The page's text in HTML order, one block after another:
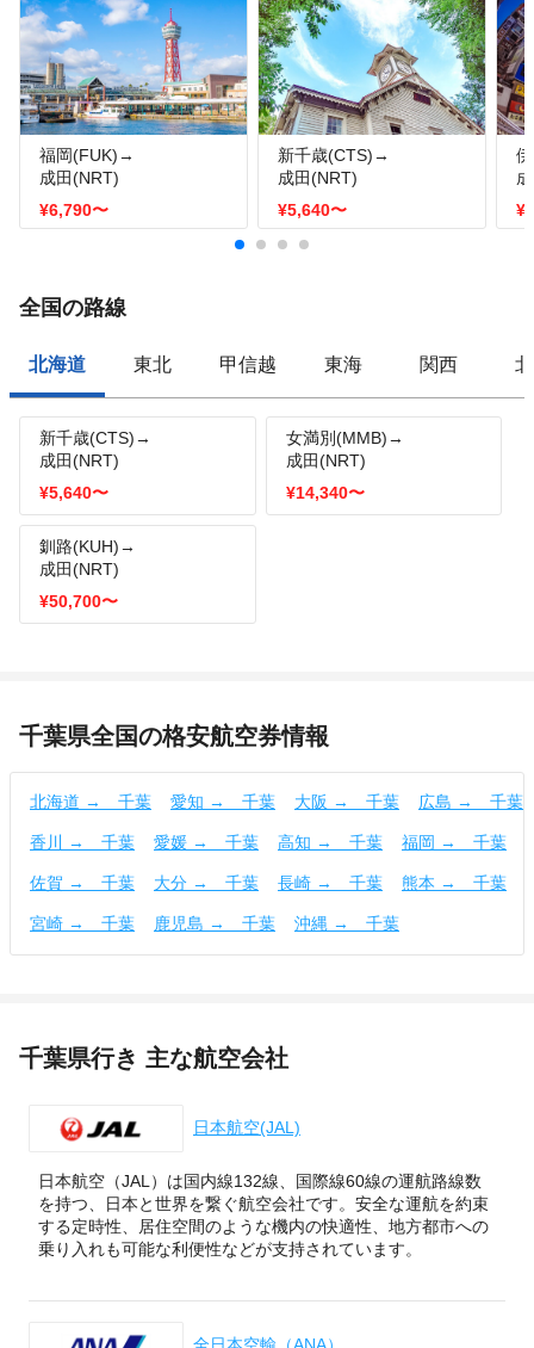
福岡(FUK)→
成田(NRT)
¥6,790〜
新千歳(CTS)→
成田(NRT)
¥5,640〜
全国の路線
北海道 東北 甲信越 東海 関西
新千歳(CTS)→
成田(NRT)
¥5,640〜
女満別(MMB)→
成田(NRT)
¥14,340〜
釧路(KUH)→
成田(NRT)
¥50,700〜
千葉県全国の格安航空券情報
北海道 → 千葉 愛知 → 千葉 大阪 → 千葉 広島 → 千葉
香川 → 千葉 愛媛 → 千葉 高知 → 千葉 福岡 → 千葉
佐賀 → 千葉 大分 → 千葉 長崎 → 千葉 熊本 → 千葉
宮崎 → 千葉 鹿児島 → 千葉 沖縄 → 千葉
千葉県行き 主な航空会社
日本航空(JAL)
日本航空（JAL）は国内線132線、国際線60線の運航路線数
を持つ、日本と世界を繋ぐ航空会社です。安全な運航を約束
する定時性、居住空間のような機内の快適性、地方都市への
乗り入れも可能な利便性などが支持されています。
全日本空輸（ANA）